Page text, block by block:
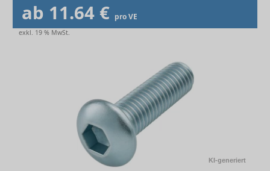
ab 11.64 € pro VE
exkl. 19 % MwSt.
KI-generiert